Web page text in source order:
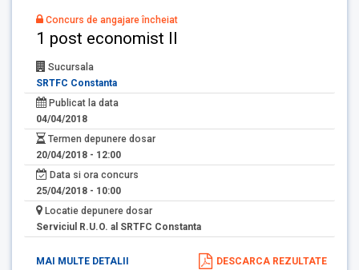
Concurs de angajare încheiat
1 post economist II
Sucursala
SRTFC Constanta
Publicat la data
04/04/2018
Termen depunere dosar
20/04/2018 - 12:00
Data si ora concurs
25/04/2018 - 10:00
Locatie depunere dosar
Serviciul R.U.O. al SRTFC Constanta
MAI MULTE DETALII DESCARCA REZULTATE